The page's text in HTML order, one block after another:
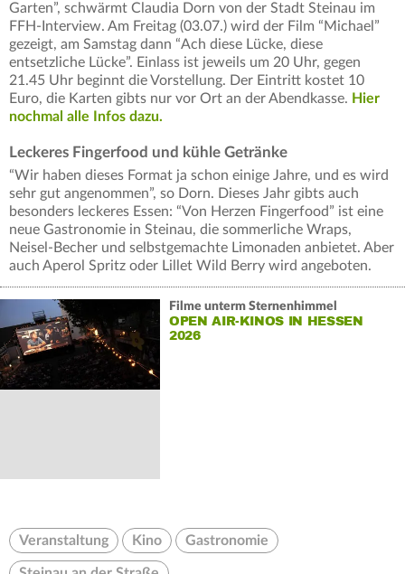
Garten”, schwärmt Claudia Dorn von der Stadt Steinau im
FFH-Interview. Am Freitag (03.07.) wird der Film “Michael”
gezeigt, am Samstag dann “Ach diese Lücke, diese
entsetzliche Lücke”. Einlass ist jeweils um 20 Uhr, gegen
21.45 Uhr beginnt die Vorstellung. Der Eintritt kostet 10
Euro, die Karten gibts nur vor Ort an der Abendkasse. Hier
nochmal alle Infos dazu.
Leckeres Fingerfood und kühle Getränke
“Wir haben dieses Format ja schon einige Jahre, und es wird
sehr gut angenommen”, so Dorn. Dieses Jahr gibts auch
besonders leckeres Essen: “Von Herzen Fingerfood” ist eine
neue Gastronomie in Steinau, die sommerliche Wraps,
Neisel-Becher und selbstgemachte Limonaden anbietet. Aber
auch Aperol Spritz oder Lillet Wild Berry wird angeboten.
Filme unterm Sternenhimmel
OPEN AIR-KINOS IN HESSEN
2026
Veranstaltung Kino Gastronomie